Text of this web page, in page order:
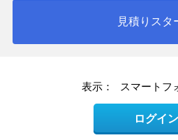
見積りスタ
表示： スマートフ
ログイン